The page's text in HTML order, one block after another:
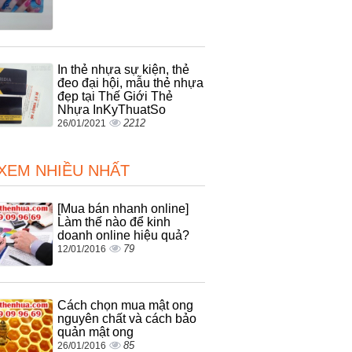
In thẻ nhựa sự kiện, thẻ
đeo đại hội, mẫu thẻ nhựa
đẹp tại Thế Giới Thẻ
Nhựa InKyThuatSo
26/01/2021 2212
NHIỀU NHẤT
[Mua bán nhanh online]
Làm thế nào để kinh
doanh online hiệu quả?
12/01/2016 79
Cách chọn mua mật ong
nguyên chất và cách bảo
quản mật ong
26/01/2016 85